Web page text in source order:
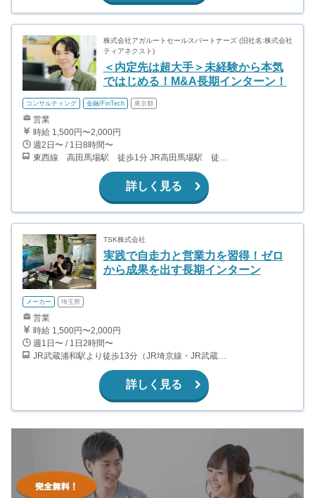
株式会社アガルートセールスパートナーズ (旧社名:株式会社
ティアネクスト)
＜内定先は超大手＞未経験から本気
ではじめる！M&A長期インターン！
コンサルティング 金融/FinTech 東京都
営業
時給 1,500円〜2,000円
週2日〜 / 1日8時間〜
詳しく見る
TSK株式会社
実践で自走力と営業力を習得！ゼロ
から成果を出す長期インターン
メーカー 埼玉県
営業
時給 1,500円〜2,000円
週1日〜 / 1日2時間〜
JR武蔵浦和駅より徒歩13分（JR埼京線・JR武蔵野線） JR中浦和駅より徒歩12分（JR埼京線） JR浦和駅より徒歩15分またはバス５分（JR京浜東北線・JR高崎線・JR湘南新宿ライン）
詳しく見る